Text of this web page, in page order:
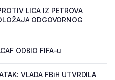
LICA IZ PETROVA
ODGOVORNOG
ODBIO FIFA-u
VLADA FBiH UTVRDILA